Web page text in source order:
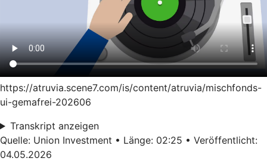
https://atruvia.scene7.com/is/content/atruvia/mischfonds-
ui-gemafrei-202606
Transkript anzeigen
Quelle: Union Investment • Länge: 02:25 • Veröffentlicht:
04.05.2026